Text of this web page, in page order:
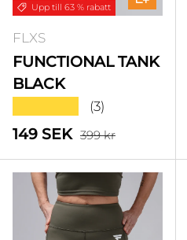
Upp till 63 % rabatt
FLXS
FUNCTIONAL TANK
BLACK
(3)
Försäljningspris
149 SEK Standardpris
399 kr